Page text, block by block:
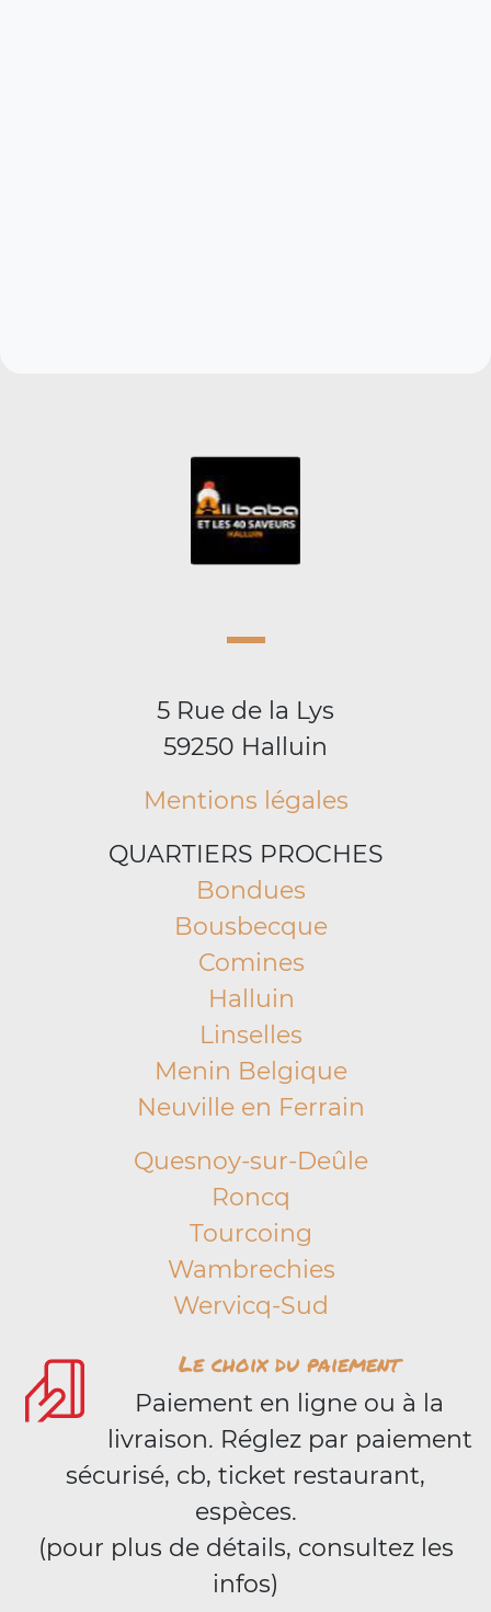
5 Rue de la Lys
59250 Halluin
Mentions légales
QUARTIERS PROCHES
Bondues
Bousbecque
Comines
Halluin
Linselles
Menin Belgique
Neuville en Ferrain
Quesnoy-sur-Deûle
Roncq
Tourcoing
Wambrechies
Wervicq-Sud
Le choix du paiement
Paiement en ligne ou à la
livraison. Réglez par paiement
sécurisé, cb, ticket restaurant,
espèces.
(pour plus de détails, consultez les
infos)